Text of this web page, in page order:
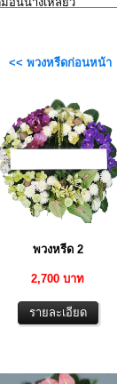
<< พวงหรีดก่อนหน้า
พวงหรีด 2
2,700 บาท